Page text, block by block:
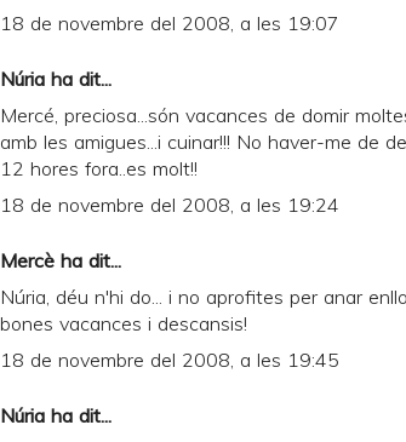
18 de novembre del 2008, a les 19:07
Núria ha dit...
Mercé, preciosa...són vacances de domir
amb les amigues...i cuinar!!! No haver-me de
12 hores fora..es molt!!
18 de novembre del 2008, a les 19:24
Mercè ha dit...
Núria, déu n'hi do... i no aprofites per anar
bones vacances i descansis!
18 de novembre del 2008, a les 19:45
Núria ha dit...